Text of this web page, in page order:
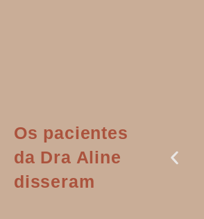
Os pacientes
da Dra Aline
disseram